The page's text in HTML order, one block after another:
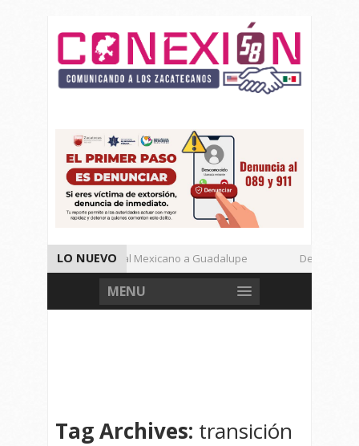
LO NUEVO
Enamora el Regional Mexicano a Guadalupe
Detienen a
Autoridades de Seguridad Dan Avances de Operación Rastrillo.
MENU
Tag Archives: transición